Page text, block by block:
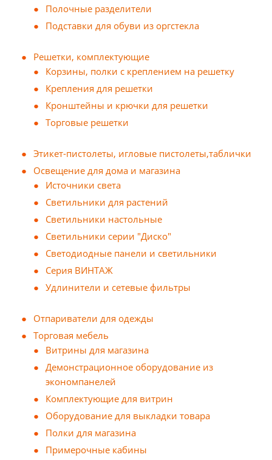
Полочные разделители
Подставки для обуви из оргстекла
Решетки, комплектующие
Корзины, полки с креплением на решетку
Крепления для решетки
Кронштейны и крючки для решетки
Торговые решетки
Этикет-пистолеты, игловые пистолеты,таблички
Освещение для дома и магазина
Источники света
Светильники для растений
Светильники настольные
Светильники серии "Диско"
Светодиодные панели и светильники
Серия ВИНТАЖ
Удлинители и сетевые фильтры
Отпариватели для одежды
Торговая мебель
Витрины для магазина
Демонстрационное оборудование из
экономпанелей
Комплектующие для витрин
Оборудование для выкладки товара
Полки для магазина
Примерочные кабины